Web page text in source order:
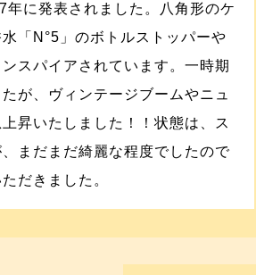
に発表されました。八角形のケ
「N°5」のボトルストッパーや
スパイアされています。一時期
が、ヴィンテージブームやニュ
昇いたしました！！状態は、ス
まだまだ綺麗な程度でしたので
だきました。